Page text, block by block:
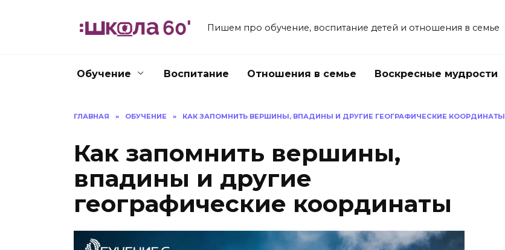
Пишем про обучение, воспитание детей и отношения в семье
Обучение Воспитание Отношения в семье Воскресные мудрости
ГЛАВНАЯ » ОБУЧЕНИЕ » КАК ЗАПОМНИТЬ ВЕРШИНЫ, ВПАДИНЫ И ДРУГИЕ ГЕОГРАФИЧЕСКИЕ КООРДИНАТЫ
Как запомнить вершины,
впадины и другие
географические координаты